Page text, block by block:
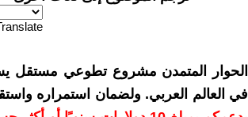
الحوار المتمدن مشروع تطوعي مستقل
في العالم العربي. ولضمان استمراره